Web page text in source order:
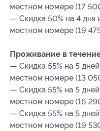
местном номере (17
— Скидка 50% на 4 дня
местном номере (19
Проживание в
— Скидка 55% на 5
местном номере (13
— Скидка 55% на 5
местном номере (16
— Скидка 55% на 5
местном номере (19